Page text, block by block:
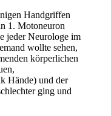
Handgriffen
1. Motoneuron
jeder Neurologe im
wollte sehen,
körperlichen
Hände) und der
ging und